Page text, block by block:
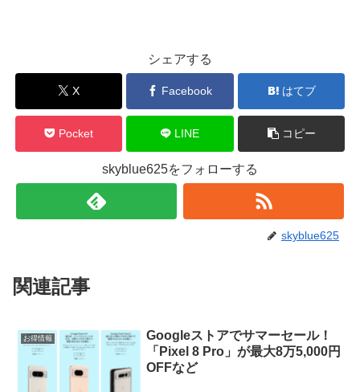
シェアする
X Facebook はてブ
Pocket LINE コピー
skyblue625をフォローする
skyblue625
関連記事
お得情報
Googleストアでサマーセール！
「Pixel 8 Pro」が最大8万5,000円
OFFなど